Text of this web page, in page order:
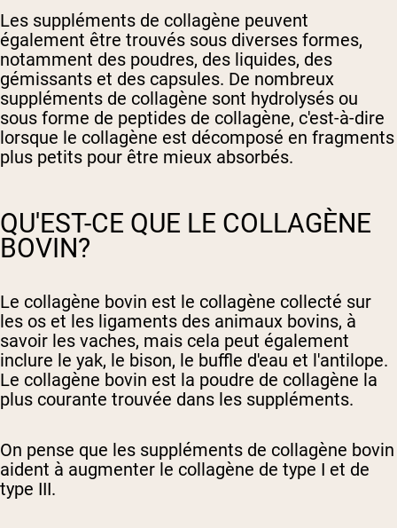
Les suppléments de collagène peuvent
également être trouvés sous diverses formes,
notamment des poudres, des liquides, des
gémissants et des capsules. De nombreux
suppléments de collagène sont hydrolysés ou
sous forme de peptides de collagène, c'est-à-dire
lorsque le collagène est décomposé en fragments
plus petits pour être mieux absorbés.
QU'EST-CE QUE LE COLLAGÈNE
BOVIN?
Le collagène bovin est le collagène collecté sur
les os et les ligaments des animaux bovins, à
savoir les vaches, mais cela peut également
inclure le yak, le bison, le buffle d'eau et l'antilope.
Le collagène bovin est la poudre de collagène la
plus courante trouvée dans les suppléments.
On pense que les suppléments de collagène bovin
aident à augmenter le collagène de type I et de
type III.